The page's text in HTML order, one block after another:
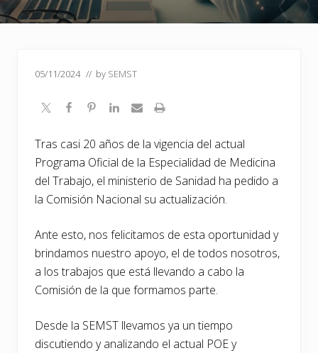
05/11/2024 // by SEMST
Tras casi 20 años de la vigencia del actual
Programa Oficial de la Especialidad de Medicina
del Trabajo, el ministerio de Sanidad ha pedido a
la Comisión Nacional su actualización.
Ante esto, nos felicitamos de esta oportunidad y
brindamos nuestro apoyo, el de todos nosotros,
a los trabajos que está llevando a cabo la
Comisión de la que formamos parte.
Desde la SEMST llevamos ya un tiempo
discutiendo y analizando el actual POE y